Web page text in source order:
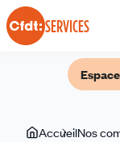
Panneau de gestion
SERVICES
VousAccueilNos